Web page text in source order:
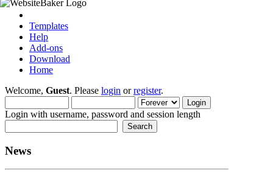
Templates
Help
Add-ons
Download
Home
Welcome, Guest. Please login orregister.
Login with username, password and session length
News